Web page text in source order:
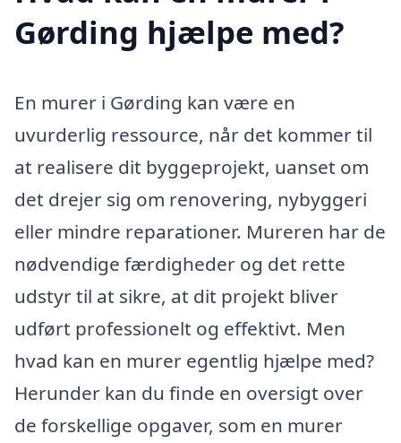
Gørding hjælpe med?
En murer i Gørding kan være en
uvurderlig ressource, når det kommer til
at realisere dit byggeprojekt, uanset om
det drejer sig om renovering, nybyggeri
eller mindre reparationer. Mureren har de
nødvendige færdigheder og det rette
udstyr til at sikre, at dit projekt bliver
udført professionelt og effektivt. Men
hvad kan en murer egentlig hjælpe med?
Herunder kan du finde en oversigt over
de forskellige opgaver, som en murer